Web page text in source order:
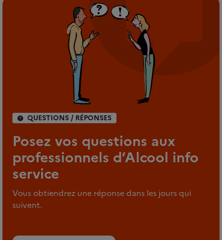
QUESTIONS / RÉPONSES
Posez vos questions aux
professionnels d’Alcool info
service
Vous obtiendrez une réponse dans les jours qui
suivent.